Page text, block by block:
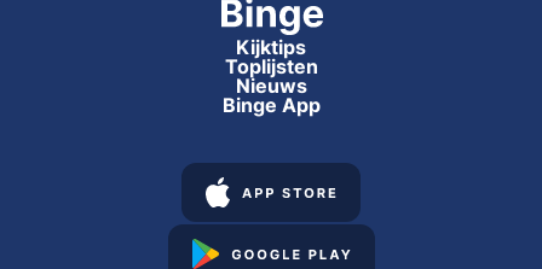
Kijktips
Toplijsten
Nieuws
Binge App